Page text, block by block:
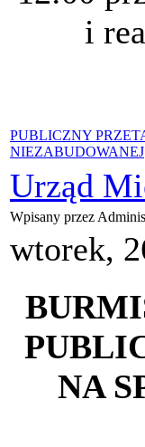
i
PUBLICZNY
NIEZABUDOWANEJ
Urząd
Wpisany przez
wtorek,
NA